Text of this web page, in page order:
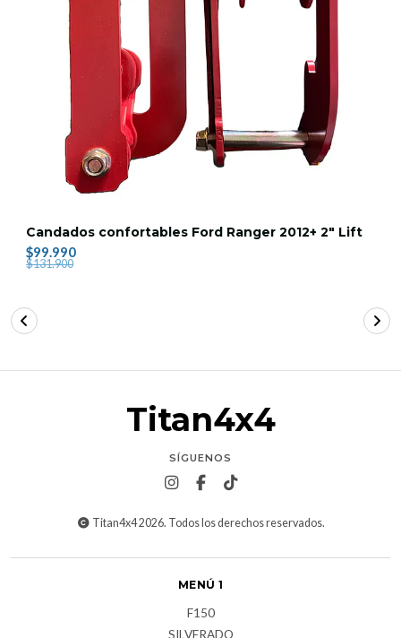
Candados confortables Ford Ranger 2012+ 2" Lift
$99.990
$131.900
Titan4x4
SÍGUENOS
Titan4x4 2026. Todos los derechos reservados.
MENÚ 1
F150
SILVERADO